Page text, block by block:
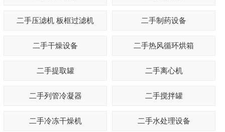
二手压滤机 板框过滤机 二手制药设备
二手干燥设备 二手热风循环烘箱
二手提取罐 二手离心机
二手列管冷凝器 二手搅拌罐
二手冷冻干燥机 二手水处理设备